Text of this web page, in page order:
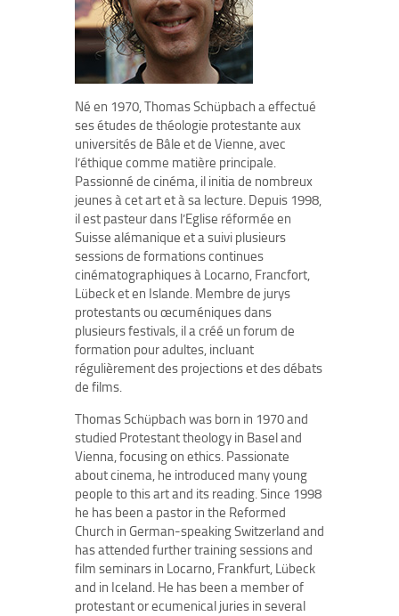
Né en 1970, Thomas Schüpbach a effectué
ses études de théologie protestante aux
universités de Bâle et de Vienne, avec
l’éthique comme matière principale.
Passionné de cinéma, il initia de nombreux
jeunes à cet art et à sa lecture. Depuis 1998,
il est pasteur dans l’Eglise réformée en
Suisse alémanique et a suivi plusieurs
sessions de formations continues
cinématographiques à Locarno, Francfort,
Lübeck et en Islande. Membre de jurys
protestants ou œcuméniques dans
plusieurs festivals, il a créé un forum de
formation pour adultes, incluant
régulièrement des projections et des débats
de films.
Thomas Schüpbach was born in 1970 and
studied Protestant theology in Basel and
Vienna, focusing on ethics. Passionate
about cinema, he introduced many young
people to this art and its reading. Since 1998
he has been a pastor in the Reformed
Church in German-speaking Switzerland and
has attended further training sessions and
film seminars in Locarno, Frankfurt, Lübeck
and in Iceland. He has been a member of
protestant or ecumenical juries in several